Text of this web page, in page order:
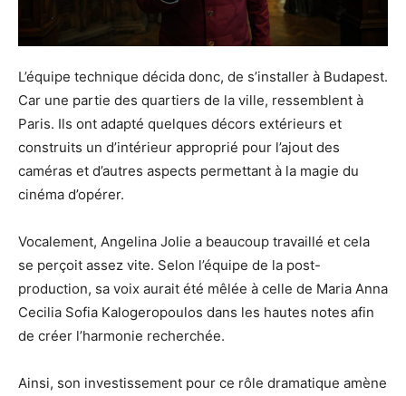
L’équipe technique décida donc, de s’installer à Budapest.
Car une partie des quartiers de la ville, ressemblent à
Paris. Ils ont adapté quelques décors extérieurs et
construits un d’intérieur approprié pour l’ajout des
caméras et d’autres aspects permettant à la magie du
cinéma d’opérer.
Vocalement, Angelina Jolie a beaucoup travaillé et cela
se perçoit assez vite. Selon l’équipe de la post-
production, sa voix aurait été mêlée à celle de Maria Anna
Cecilia Sofia Kalogeropoulos dans les hautes notes afin
de créer l’harmonie recherchée.
Ainsi, son investissement pour ce rôle dramatique amène